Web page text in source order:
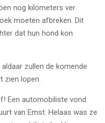
nog kilometers ver
moeten afbreken. Dit
dat hun hond kon
zullen de komende
zien lopen.
Een automobiliste vond
van Emst. Helaas was ze